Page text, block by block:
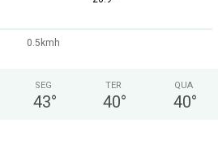
0.5kmh
SEG
43°
TER
40°
QUA
40°